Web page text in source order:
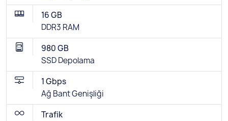
16 GB
DDR3 RAM
980 GB
SSD Depolama
1 Gbps
Ağ Bant Genişliği
Trafik